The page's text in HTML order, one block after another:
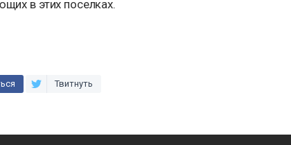
в этих поселках.
Твитнуть